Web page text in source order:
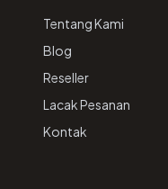
Tentang Kami
Blog
Reseller
Lacak Pesanan
Kontak